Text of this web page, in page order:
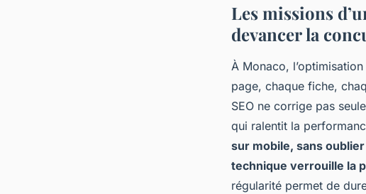
Les missions
devancer la
À Monaco,
page, chaque fiche,
SEO ne corrige pas
qui ralentit la
sur mobile, sans
technique verrouille la
régularité permet de